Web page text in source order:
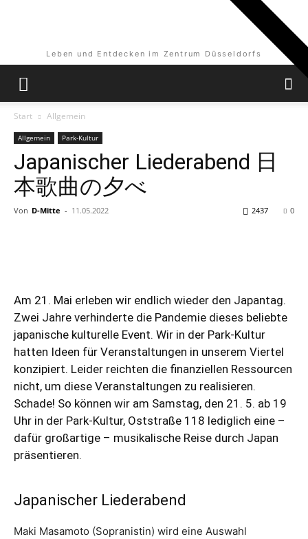
Leben und Entdecken im Zentrum Düsseldorfs
Start Allgemein
Allgemein Park-Kultur
Japanischer Liederabend 日
本歌曲の夕べ
Von D-Mitte - 11.05.2022 0
2437
Am 21. Mai erleben wir endlich wieder den Japantag.
Zwei Jahre verhinderte die Pandemie dieses beliebte
japanische kulturelle Event. Wir in der Park-Kultur
hatten Ideen für Veranstaltungen in unserem Viertel
konzipiert. Leider reichten die finanziellen Ressourcen
nicht, um diese Veranstaltungen zu realisieren.
Schade! So können wir am Samstag, den 21. 5. ab 19
Uhr in der Park-Kultur, Oststraße 118 lediglich eine –
dafür großartige – musikalische Reise durch Japan
präsentieren.
Japanischer Liederabend
Maki Masamoto (Sopranistin) wird eine Auswahl